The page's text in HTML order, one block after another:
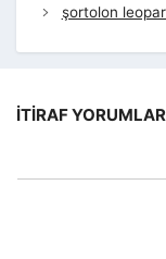
şortolon leopar
İTIRAF